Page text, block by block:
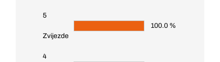
5
Zvijezde
100.0 %
4